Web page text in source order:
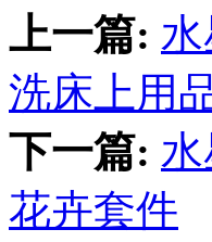
上一篇:
洗床上用
下一篇:
花卉套件